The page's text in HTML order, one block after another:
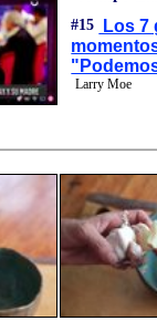
#15
Los 7
Larry Moe